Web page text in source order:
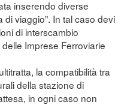
inserendo diverse
di viaggio”. In tal caso devi
di interscambio
Imprese Ferroviarie
la compatibilità tra
della stazione di
in ogni caso non